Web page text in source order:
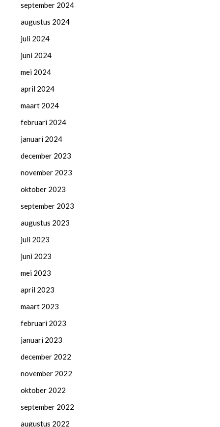
september 2024
augustus 2024
juli 2024
juni 2024
mei 2024
april 2024
maart 2024
februari 2024
januari 2024
december 2023
november 2023
oktober 2023
september 2023
augustus 2023
juli 2023
juni 2023
mei 2023
april 2023
maart 2023
februari 2023
januari 2023
december 2022
november 2022
oktober 2022
september 2022
augustus 2022